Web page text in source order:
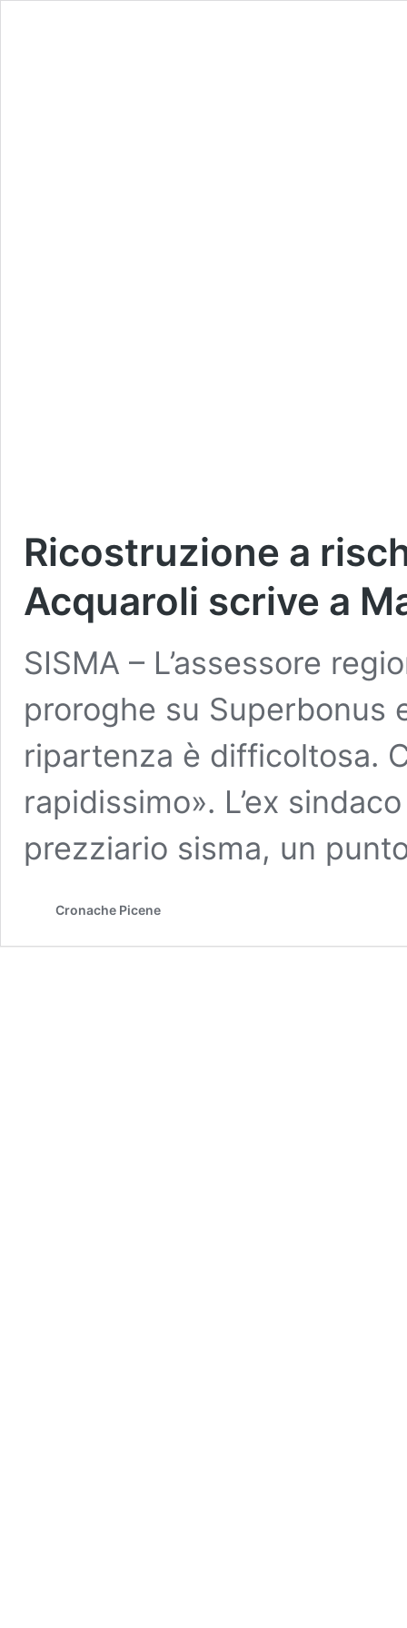
Ricostruzione a
Acquaroli scrive a
SISMA – L’assessore
proroghe su Superbonus
ripartenza è difficoltosa.
rapidissimo». L’ex
prezziario sisma, un
Cronache Picene